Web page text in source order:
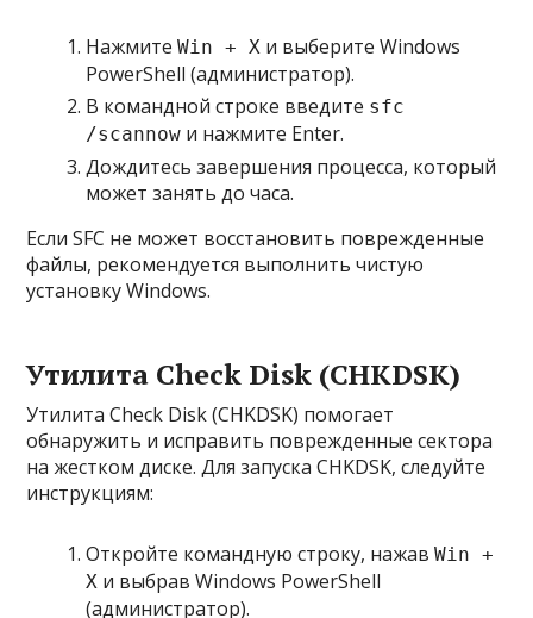
НажмитеWin + X и выберите Windows
PowerShell (администратор).
В командной строке введите sfc
/scannow и нажмите Enter.
Дождитесь завершения процесса, который
может занять до часа.
Если SFC не может восстановить поврежденные
файлы, рекомендуется выполнить чистую
установку Windows.
Утилита Check Disk (CHKDSK)
Утилита Check Disk (CHKDSK) помогает
обнаружить и исправить поврежденные сектора
на жестком диске. Для запуска CHKDSK, следуйте
инструкциям:
Откройте командную строку, нажавWin +
X и выбрав Windows PowerShell
(администратор).